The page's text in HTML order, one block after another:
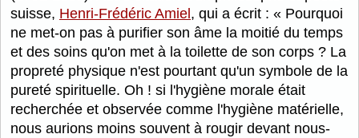
suisse, Henri-Frédéric Amiel , qui a écrit :
Pourquoi
ne met-on pas à purifier son âme la moitié du temps
et des soins qu'on met à la toilette de son corps ? La
propreté physique n'est pourtant qu'un symbole de la
pureté spirituelle. Oh ! si l'hygiène morale était
recherchée et observée comme l'hygiène matérielle,
nous aurions moins souvent à rougir devant nous-